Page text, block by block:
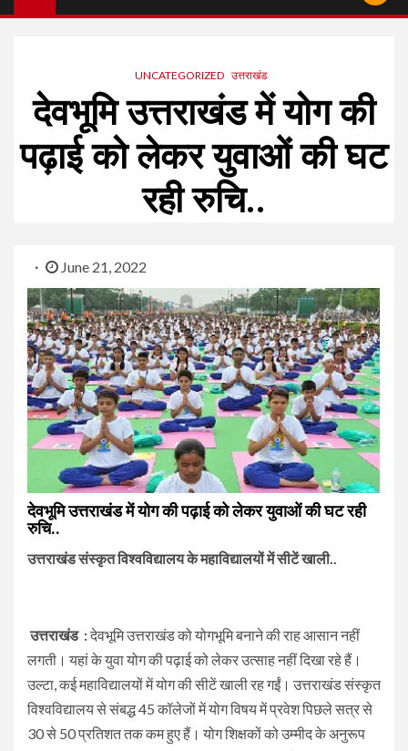
UNCATEGORIZED उत्तराखंड
देवभूमि उत्तराखंड में योग की
पढ़ाई को लेकर युवाओं की घट
रही रुचि..
June 21, 2022
देवभूमि उत्तराखंड में योग की पढ़ाई को लेकर युवाओं की घट रही
रुचि..
उत्तराखंड संस्कृत विश्वविद्यालय के महाविद्यालयों में सीटें खाली..
उत्तराखंड :देवभूमि उत्तराखंड को योगभूमि बनाने की राह आसान नहीं
लगती। यहां के युवा योग की पढ़ाई को लेकर उत्साह नहीं दिखा रहे हैं।
उल्टा, कई महाविद्यालयों में योग की सीटें खाली रह गईं। उत्तराखंड संस्कृत
विश्वविद्यालय से संबद्ध 45 कॉलेजों में योग विषय में प्रवेश पिछले सत्र से
30 से 50 प्रतिशत तक कम हुए हैं। योग शिक्षकों को उम्मीद के अनुरूप